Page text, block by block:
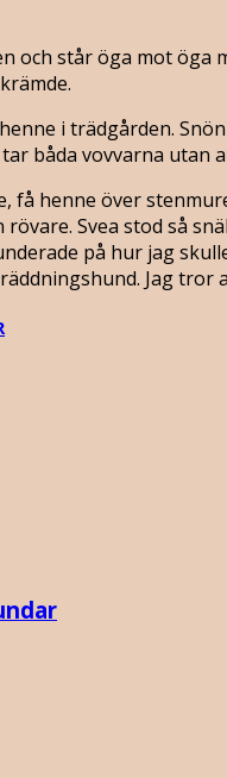
och står öga mot öga
i trädgården.
båda vovvarna utan
få henne över
Svea stod så
på hur jag
Jag